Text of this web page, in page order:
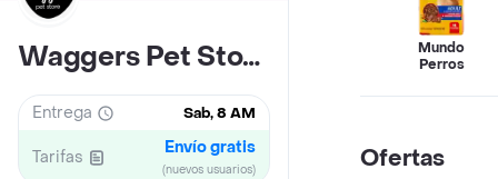
Waggers Pet Store
Entrega Sab, 8 AM
Tarifas Envío gratis
(nuevos usuarios)
Mundo
Perros
Ofertas